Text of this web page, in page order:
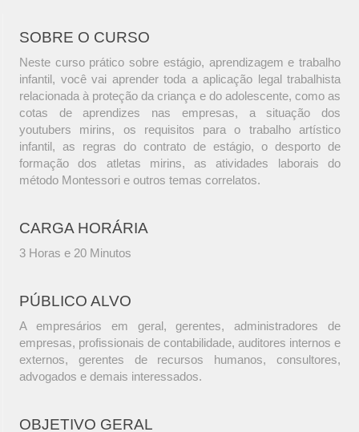
SOBRE O CURSO
Neste curso prático sobre estágio, aprendizagem e trabalho
infantil, você vai aprender toda a aplicação legal trabalhista
relacionada à proteção da criança e do adolescente, como as
cotas de aprendizes nas empresas, a situação dos
youtubers mirins, os requisitos para o trabalho artístico
infantil, as regras do contrato de estágio, o desporto de
formação dos atletas mirins, as atividades laborais do
método Montessori e outros temas correlatos.
CARGA HORÁRIA
3 Horas e 20 Minutos
PÚBLICO ALVO
A empresários em geral, gerentes, administradores de
empresas, profissionais de contabilidade, auditores internos e
externos, gerentes de recursos humanos, consultores,
advogados e demais interessados.
OBJETIVO GERAL